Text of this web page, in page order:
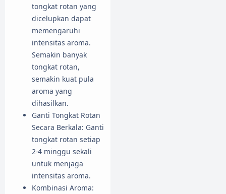
tongkat rotan yang
dicelupkan dapat
memengaruhi
intensitas aroma.
Semakin banyak
tongkat rotan,
semakin kuat pula
aroma yang
dihasilkan.
Ganti Tongkat Rotan
Secara Berkala: Ganti
tongkat rotan setiap
2-4 minggu sekali
untuk menjaga
intensitas aroma.
Kombinasi Aroma: